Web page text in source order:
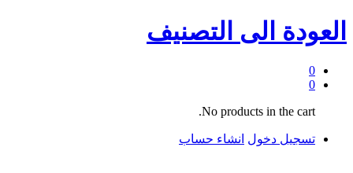
العودة الى التصنيف
0
0
No products in the cart.
تسجيل دخول انشاء حساب